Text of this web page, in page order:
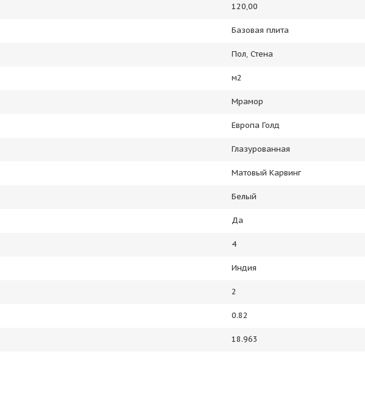
120,00
Базовая плита
Пол, Стена
м2
Мрамор
Европа Голд
Глазурованная
Матовый Карвинг
Белый
Да
4
Индия
2
0.82
18.963